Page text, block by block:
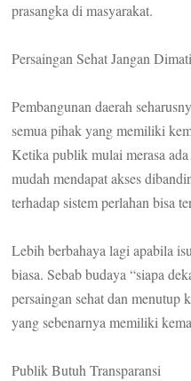
prasangka di masyarakat.
Persaingan Sehat Jangan
Pembangunan daerah
semua pihak yang memiliki
Ketika publik mulai merasa
mudah mendapat akses
terhadap sistem perlahan bisa
Lebih berbahaya lagi apabila
biasa. Sebab budaya “siapa
persaingan sehat dan menutup
yang sebenarnya memiliki
Publik Butuh Transparansi